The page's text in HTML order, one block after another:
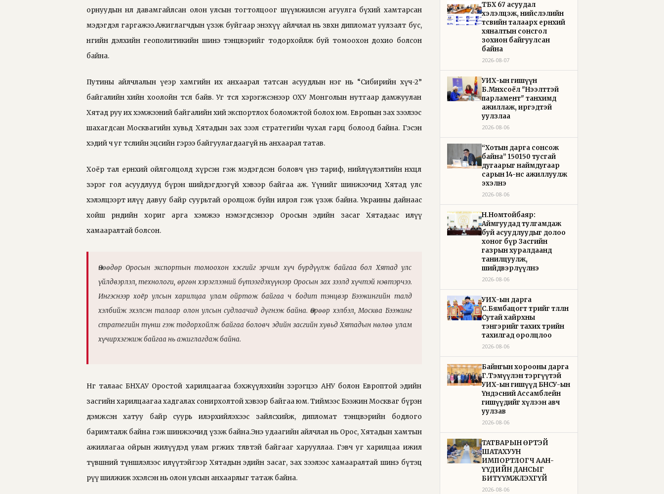
орнуудын нөлөө давамгайлсан олон улсын тогтолцоог шүүмжилсэн агуулга бүхий хамтарсан
мэдэгдэл гаргажээ.Ажиглагчдын үзэж буйгаар энэхүү айлчлал нь зөвхөн дипломат уулзалт бус,
өнөөгийн дэлхийн геополитикийн шинэ тэнцвэрийг тодорхойлж буй томоохон дохио болсон
байна.
Путины айлчлалын үеэр хамгийн их анхаарал татсан асуудлын нэг нь “Сибирийн хүч-2”
байгалийн хийн хоолойн төсөл байв. Уг төсөл хэрэгжсэнээр ОХУ Монголын нутгаар дамжуулан
Хятад руу их хэмжээний байгалийн хий экспортлох боломжтой болох юм. Европын зах зээлээс
шахагдсан Москвагийн хувьд Хятадын зах зээл стратегийн чухал гарц болоод байна. Гэсэн
хэдий ч уг төслийн эцсийн гэрээ байгуулагдаагүй нь анхаарал татав.
Хоёр тал ерөнхий ойлголцолд хүрсэн гэж мэдэгдсэн боловч үнэ тариф, нийлүүлэлтийн нөхцөл
зэрэг гол асуудлууд бүрэн шийдэгдээгүй хэвээр байгаа аж. Үүнийг шинжээчид Хятад улс
хэлэлцээрт илүү давуу байр суурьтай оролцож буйн илрэл гэж үзэж байна. Украины дайнаас
хойш өрнөдийн хориг арга хэмжээ нэмэгдсэнээр Оросын эдийн засаг Хятадаас илүү
хамааралтай болсон.
Өнөөдөр Оросын экспортын томоохон хэсгийг эрчим хүч бүрдүүлж байгаа бол Хятад улс
үйлдвэрлэл, технологи, өргөн хэрэглээний бүтээгдэхүүнээр Оросын зах зээлд хүчтэй нэвтэрчээ.
Ингэснээр хоёр улсын харилцаа улам ойртож байгаа ч бодит тэнцвэр Бээжингийн талд
хэлбийж эхэлсэн талаар олон улсын судлаачид дүгнэж байна. Өөрөөр хэлбэл, Москва Бээжинг
стратегийн түнш гэж тодорхойлж байгаа боловч эдийн засгийн хувьд Хятадын нөлөө улам
хүчирхэгжиж байгаа нь ажиглагдаж байна.
Нөгөө талаас БНХАУ Оростой харилцаагаа бэхжүүлэхийн зэрэгцээ АНУ болон Европтой эдийн
засгийн харилцаагаа хадгалах сонирхолтой хэвээр байгаа юм. Тиймээс Бээжин Москваг бүрэн
дэмжсэн хатуу байр суурь илэрхийлэхээс зайлсхийж, дипломат тэнцвэрийн бодлого
баримталж байна гэж шинжээчид үзэж байна.Энэ удаагийн айлчлал нь Орос, Хятадын хамтын
ажиллагаа ойрын жилүүдэд улам өргөжих төлөвтэй байгааг харууллаа. Гэвч уг харилцаа ижил
түвшний түншлэлээс илүүтэйгээр Хятадын эдийн засаг, зах зээлээс хамааралтай шинэ бүтэц
рүү шилжиж эхэлсэн нь олон улсын анхаарлыг татаж байна.
ТБХ 67 асуудал
хэлэлцэж, нийслэлийн
төсвийн талаарх ерөнхий
хяналтын сонсгол
зохион байгуулсан
байна
2026-08-07
УИХ-ын гишүүн
Б.Мөнхсоёл "Нээлттэй
парламент" танхимд
ажиллаж, иргэдтэй
уулзлаа
2026-08-06
“Хотын дарга сонсож
байна” 150150 тусгай
дугаарыг наймдугаар
сарын 14-нөөс ажиллуулж
эхэлнэ
2026-08-06
Н.Номтойбаяр:
Аймгуудад тулгамдаж
буй асуудлуудыг долоо
хоног бүр Засгийн
газрын хуралдаанд
танилцуулж,
шийдвэрлүүлнэ
2026-08-06
УИХ-ын дарга
С.Бямбацогт төрийг төлөөлөн
Сутай хайрхны
тэнгэрийг тахих төрийн
тахилгад оролцлоо
2026-08-06
Байнгын хорооны дарга
Г.Тэмүүлэн тэргүүтэй
УИХ-ын гишүүд БНСУ-ын
Үндэсний Ассамблейн
гишүүдийг хүлээн авч
уулзав
2026-08-06
ТАТВАРЫН ӨРТЭЙ
ШАТАХУУН
ИМПОРТЛОГЧ ААН-
ҮҮДИЙН ДАНСЫГ
БИТҮҮМЖЛЭХГҮЙ
2026-08-06